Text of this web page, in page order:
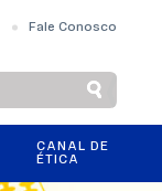
Fale Conosco
CANAL DE
ÉTICA